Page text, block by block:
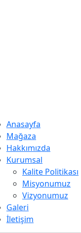
Anasayfa
Mağaza
Hakkımızda
Kurumsal
Kalite Politikası
Misyonumuz
Vizyonumuz
Galeri
İletişim